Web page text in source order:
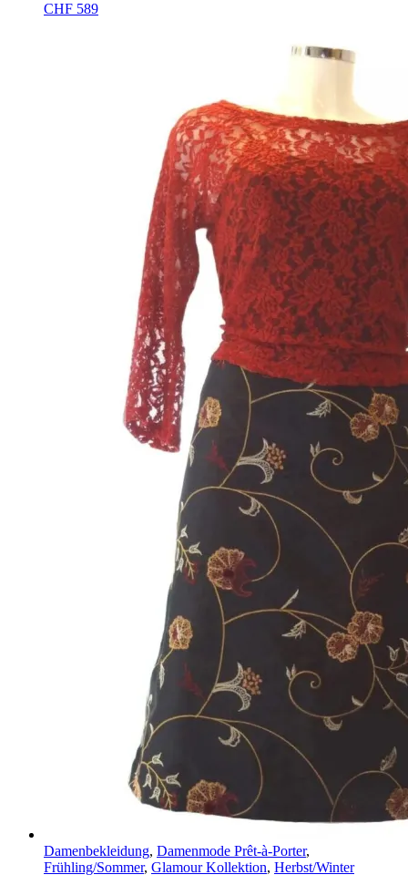
CHF 589
Damenbekleidung, Damenmode Prêt-à-Porter,
Frühling/Sommer, Glamour Kollektion, Herbst/Winter